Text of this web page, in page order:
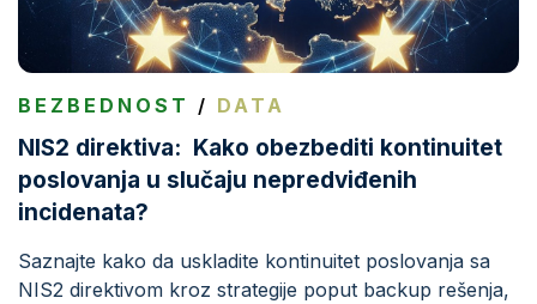
BEZBEDNOST / DATA
NIS2 direktiva: Kako obezbediti kontinuitet
poslovanja u slučaju nepredviđenih
incidenata?
Saznajte kako da uskladite kontinuitet poslovanja sa
NIS2 direktivom kroz strategije poput backup rešenja,